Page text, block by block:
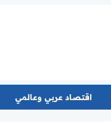
اقتصاد عربي وعالمي